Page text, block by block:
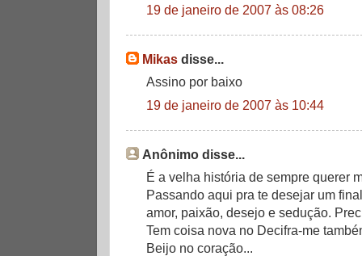
19 de janeiro de 2007 às 08:26
Mikas disse...
Assino por baixo
19 de janeiro de 2007 às 10:44
Anônimo disse...
É a velha história de sempre querer
Passando aqui pra te desejar um
amor, paixão, desejo e sedução.
Tem coisa nova no Decifra-me
Beijo no coração...